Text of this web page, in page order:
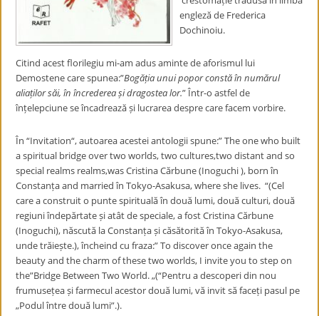
engleză de Frederica
Dochinoiu.
Citind acest florilegiu mi-am adus aminte de aforismul lui
Demostene care spunea:”Bogăția unui popor constă în numărul
aliaților săi, în încrederea și dragostea lor.” Într-o astfel de
înțelepciune se încadrează și lucrarea despre care facem vorbire.
În “Invitation“, autoarea acestei antologii spune:” The one who built
a spiritual bridge over two worlds, two cultures,two distant and so
special realms realms,was Cristina Cărbune (Inoguchi ), born în
Constanța and married în Tokyo-Asakusa, where she lives. “(Cel
care a construit o punte spirituală în două lumi, două culturi, două
regiuni îndepărtate și atât de speciale, a fost Cristina Cărbune
(Inoguchi), născută la Constanța și căsătorită în Tokyo-Asakusa,
unde trăiește.), încheind cu fraza:” To discover once again the
beauty and the charm of these two worlds, I invite you to step on
the”Bridge Between Two World. „(“Pentru a descoperi din nou
frumusețea și farmecul acestor două lumi, vă invit să faceți pasul pe
„Podul între două lumi”.).